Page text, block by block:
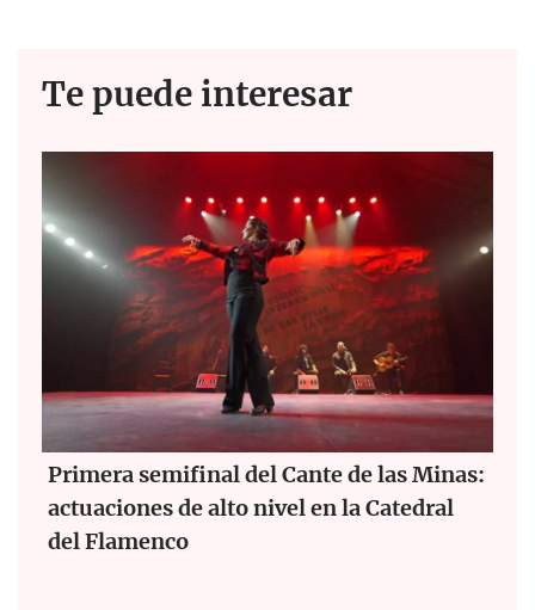
Te puede interesar
Primera semifinal del Cante de las Minas:
actuaciones de alto nivel en la Catedral
del Flamenco